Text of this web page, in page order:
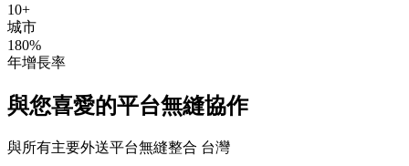
10+
城市
180%
年增長率
與您喜愛的平台無縫協作
與所有主要外送平台無縫整合 台灣